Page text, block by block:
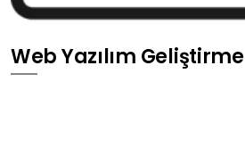
Web Yazılım Geliştirme